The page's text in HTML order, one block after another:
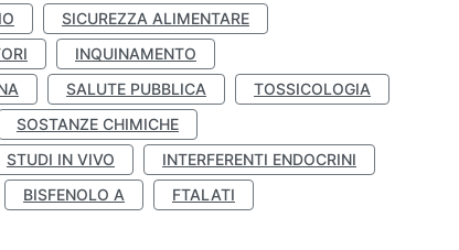
SICUREZZA ALIMENTARE
INQUINAMENTO
SALUTE PUBBLICA
TOSSICOLOGIA
SOSTANZE CHIMICHE
STUDI IN VIVO
INTERFERENTI ENDOCRINI
BISFENOLO A
FTALATI